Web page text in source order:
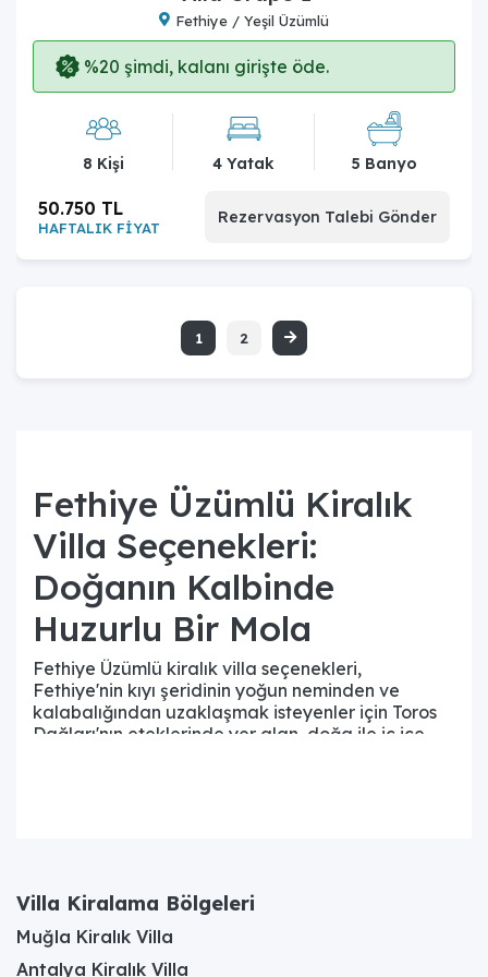
Fethiye / Yeşil Üzümlü
%20 şimdi, kalanı girişte öde.
8 Kişi 4 Yatak 5 Banyo
HAFTALIK FİYAT
50.750 TL Rezervasyon Talebi Gönder
1 2
Fethiye Üzümlü Kiralık
Villa Seçenekleri:
Doğanın Kalbinde
Huzurlu Bir Mola
Fethiye Üzümlü kiralık villa seçenekleri,
Fethiye'nin kıyı şeridinin yoğun neminden ve
kalabalığından uzaklaşmak isteyenler için Toros
Dağları'nın eteklerinde yer alan, doğa ile iç içe
gürültünün ulaşmadığı özel yapılardan oluşur. Bu
seçenekler arasında; antik Likya yolu üzerindeki
tarihi dokuya uygun inşa edilmiş taş evler, geniş
Villa Kiralama Bölgeleri
Muğla Kiralık Villa
Antalya Kiralık Villa